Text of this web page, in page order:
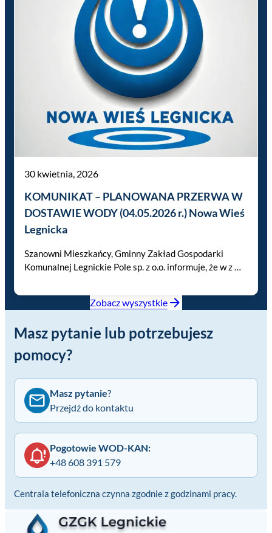
30 kwietnia, 2026
KOMUNIKAT – PLANOWANA PRZERWA W
DOSTAWIE WODY (04.05.2026 r.) Nowa Wieś
Legnicka
Szanowni Mieszkańcy, Gminny Zakład Gospodarki
Komunalnej Legnickie Pole sp. z o.o. informuje, że w z …
Zobacz wyszystkie
Masz pytanie lub potrzebujesz
pomocy?
Masz pytanie?
Przejdź do kontaktu
Pogotowie WOD-KAN:
+48 608 391 579
Centrala telefoniczna czynna zgodnie z godzinami pracy.